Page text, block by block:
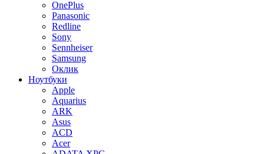
OnePlus
Panasonic
Redline
Sony
Sennheiser
Samsung
Оклик
Ноутбуки
Apple
Aquarius
ARK
Asus
ACD
Acer